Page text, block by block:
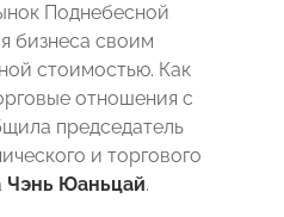
Поднебесной
бизнеса своим
стоимостью. Как
отношения с
председатель
и торгового
Чэнь Юаньцай.